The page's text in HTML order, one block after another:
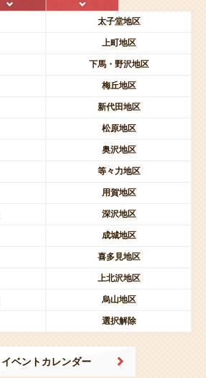
太子堂地区
上町地区
下馬・野沢地区
梅丘地区
新代田地区
松原地区
奥沢地区
等々力地区
用賀地区
深沢地区
成城地区
喜多見地区
上北沢地区
烏山地区
選択解除
イベントカレンダー